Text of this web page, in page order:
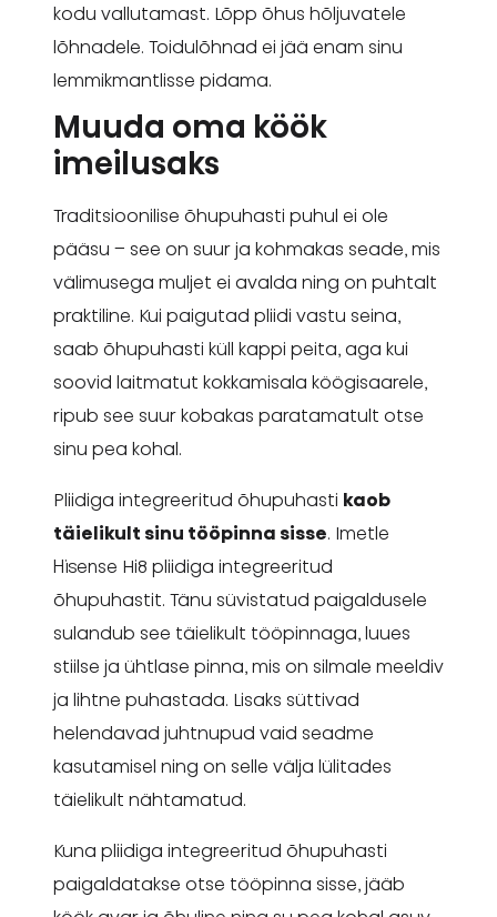
kodu vallutamast. Lõpp õhus hõljuvatele
lõhnadele. Toidulõhnad ei jää enam sinu
lemmikmantlisse pidama.
Muuda oma köök
imeilusaks
Traditsioonilise õhupuhasti puhul ei ole
pääsu – see on suur ja kohmakas seade, mis
välimusega muljet ei avalda ning on puhtalt
praktiline. Kui paigutad pliidi vastu seina,
saab õhupuhasti küll kappi peita, aga kui
soovid laitmatut kokkamisala köögisaarele,
ripub see suur kobakas paratamatult otse
sinu pea kohal.
Pliidiga integreeritud õhupuhasti kaob
täielikult sinu tööpinna sisse. Imetle
Hisense Hi8 pliidiga integreeritud
õhupuhastit. Tänu süvistatud paigaldusele
sulandub see täielikult tööpinnaga, luues
stiilse ja ühtlase pinna, mis on silmale meeldiv
ja lihtne puhastada. Lisaks süttivad
helendavad juhtnupud vaid seadme
kasutamisel ning on selle välja lülitades
täielikult nähtamatud.
Kuna pliidiga integreeritud õhupuhasti
paigaldatakse otse tööpinna sisse, jääb